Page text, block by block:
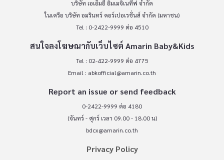
บริษัท เอเอ็มอี อิมเมจิเนทีฟ จำกัด
ในเครือ บริษัท อมรินทร์ คอร์เปอเรชั่นส์ จำกัด (มหาชน)
Tel : 0-2422-9999 ต่อ 4510
สนใจลงโฆษณากับเว็บไซต์ Amarin Baby&Kids
Tel : 02-422-9999 ต่อ 4775
Email : abkofficial@amarin.co.th
Report an issue or send feedback
0-2422-9999 ต่อ 4180
(จันทร์ - ศุกร์ เวลา 09.00 - 18.00 น)
bdcx@amarin.co.th
Privacy Policy